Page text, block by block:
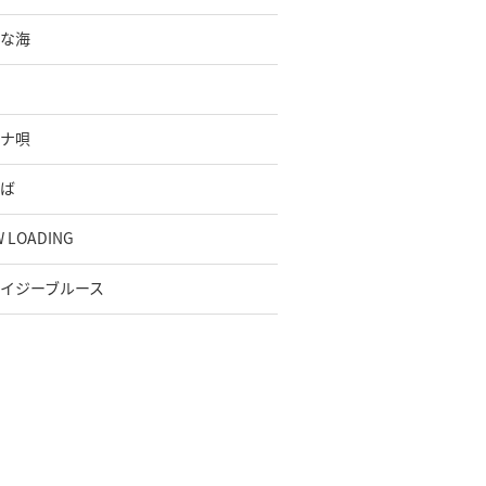
海
唄
LOADING
ジーブルース